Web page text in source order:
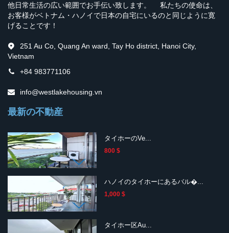
他日常生活の広い範囲でお手伝い致します。 私たちの使命は、
お客様がベトナム・ハノイで日本の自宅にいるのと同じように寛
げることです！
251 Au Co, Quang An ward, Tay Ho district, Hanoi City,
Vietnam
+84 983771106
info@westlakehousing.vn
最新の不動産
タイホーのVe...
800 $
ハノイのタイホーにあるバル�...
1,000 $
タイホー区Au...